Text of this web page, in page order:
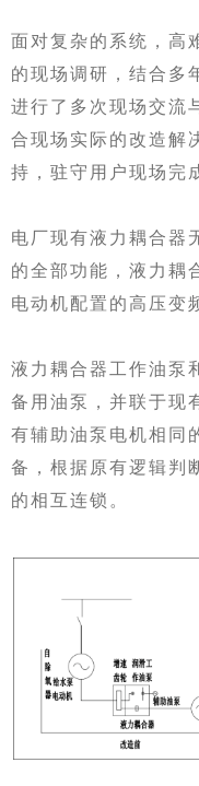
面对复杂的系统，高
的现场调研，结合多
进行了多次现场交流
合现场实际的改造解
持，驻守用户现场完
电厂现有液力耦合器
的全部功能，液力耦
电动机配置的高压变
液力耦合器工作油泵
备用油泵，并联于现
有辅助油泵电机相同
备，根据原有逻辑判
的相互连锁。